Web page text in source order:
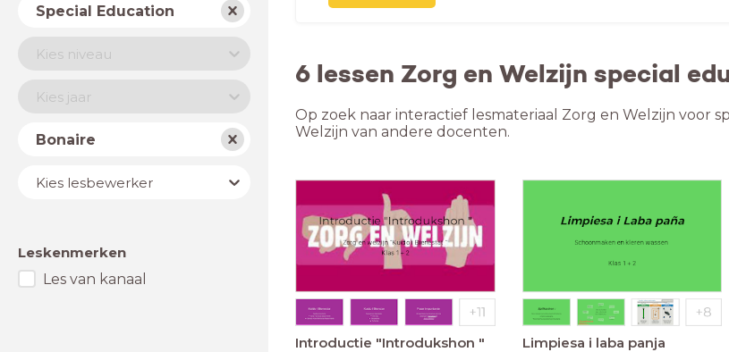
Special Education
Niveau
Kies niveau
JaarKies jaar
LandBonaire
Lesbewerker
Kies lesbewerker
Leskenmerken
Les van kanaal
6 lessen Zorg en Welzijn special
Op zoek naar interactief lesmateriaal Zorg en Welzijn voor
Welzijn van andere docenten.
Introductie "Introdukshon " Limpiesa i laba panja